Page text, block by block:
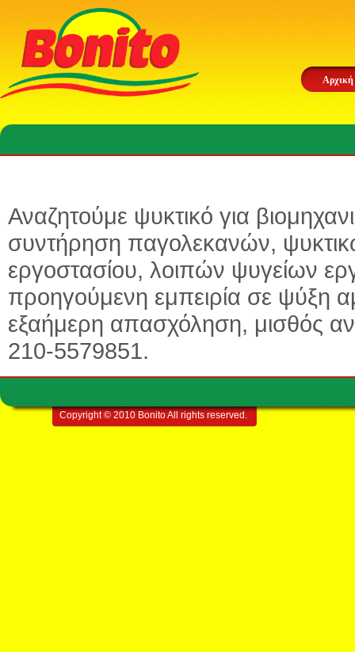
Αρχική
Αναζητούμε ψυκτικό για
συντήρηση παγολεκανών,
εργοστασίου, λοιπών ψυγείων
προηγούμενη εμπειρία σε ψύξη
εξαήμερη απασχόληση, μισθός
210-5579851.
Copyright © 2010 Bonito All rights reserved.